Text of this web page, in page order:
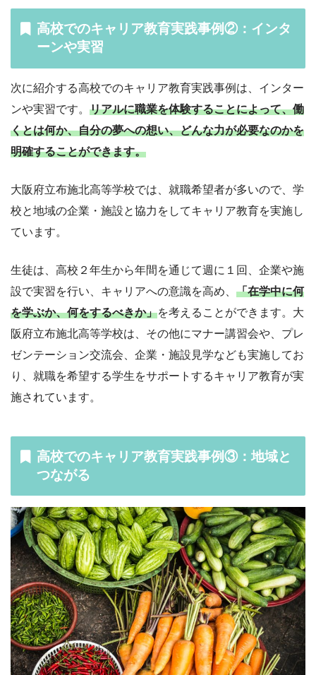
高校でのキャリア教育実践事例②：インタ
ーンや実習
次に紹介する高校でのキャリア教育実践事例は、インター
ンや実習です。 リアルに職業を体験することによって、働
くとは何か、自分の夢への想い、どんな力が必要なのかを
明確することができます。
大阪府立布施北高等学校では、就職希望者が多いので、学
校と地域の企業・施設と協力をしてキャリア教育を実施し
ています。
生徒は、高校２年生から年間を通じて週に１回、企業や施
設で実習を行い、キャリアへの意識を高め、 「在学中に何
を学ぶか、何をするべきか」を考えることができます。大
阪府立布施北高等学校は、その他にマナー講習会や、プレ
ゼンテーション交流会、企業・施設見学なども実施してお
り、就職を希望する学生をサポートするキャリア教育が実
施されています。
高校でのキャリア教育実践事例③：地域と
つながる